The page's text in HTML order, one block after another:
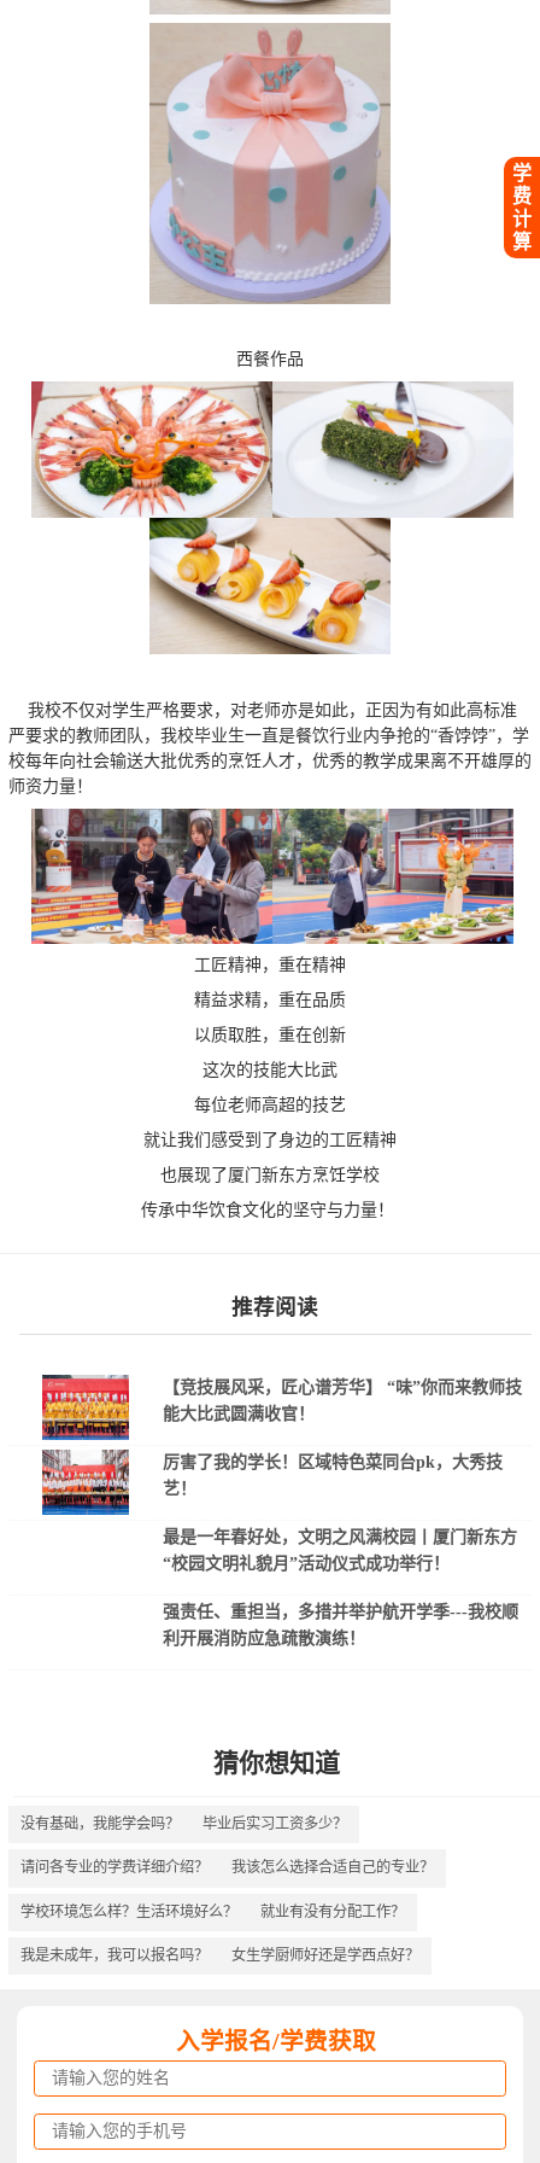
学
费
计
算
西餐作品
我校不仅对学生严格要求，对老师亦是如此，正因为有如此高标准
严要求的教师团队，我校毕业生一直是餐饮行业内争抢的“香饽饽”，学
校每年向社会输送大批优秀的烹饪人才，优秀的教学成果离不开雄厚的
师资力量！
工匠精神，重在精神
精益求精，重在品质
以质取胜，重在创新
这次的技能大比武
每位老师高超的技艺
就让我们感受到了身边的工匠精神
也展现了厦门新东方烹饪学校
传承中华饮食文化的坚守与力量！
推荐阅读
【竞技展风采，匠心谱芳华】 “味”你而来教师技
能大比武圆满收官！
厉害了我的学长！区域特色菜同台pk，大秀技
艺！
最是一年春好处，文明之风满校园丨厦门新东方
“校园文明礼貌月”活动仪式成功举行！
强责任、重担当，多措并举护航开学季---我校顺
利开展消防应急疏散演练！
猜你想知道
没有基础，我能学会吗？ 毕业后实习工资多少？
请问各专业的学费详细介绍？ 我该怎么选择合适自己的专业？
学校环境怎么样？生活环境好么？ 就业有没有分配工作？
我是未成年，我可以报名吗？ 女生学厨师好还是学西点好？
入学报名/学费获取